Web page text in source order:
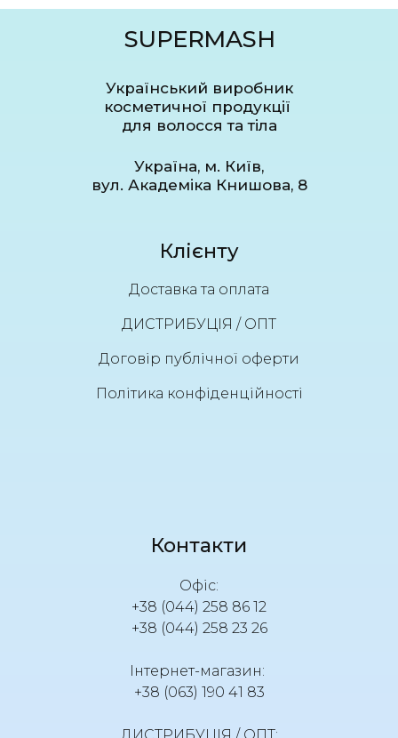
SUPERMASH
Український виробник
косметичної продукції
для волосся та тіла
Україна, м. Київ,
вул. Академіка Книшова, 8
Клієнту
Доставка та оплата
ДИСТРИБУЦІЯ / ОПТ
Договір публічної оферти
Політика конфіденційності
Контакти
Офіс:
+38 (044) 258 86 12
+38 (044) 258 23 26
Інтернет-магазин:
+38 (063) 190 41 83
ДИСТРИБУЦІЯ / ОПТ: